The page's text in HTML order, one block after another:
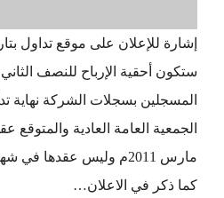
ستكون أحقية الإرباح للنصف
المسجلين بسجلات الشركة نهاية
الجمعية العامة العادية والمتوقع
كما ذكر في الاعلان…